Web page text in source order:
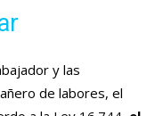
y las
de labores, el